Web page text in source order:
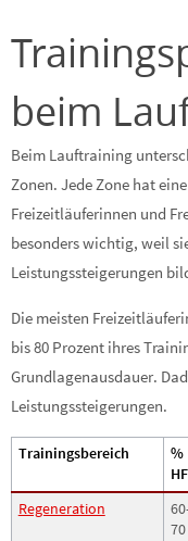
beim
Beim Lauftraining
Zonen. Jede Zone hat
Freizeitläuferinnen und
besonders wichtig, weil
Leistungssteigerungen
Die meisten
bis 80 Prozent ihres
Grundlagenausdauer.
Leistungssteigerungen.
Trainingsbereich
%
Regeneration